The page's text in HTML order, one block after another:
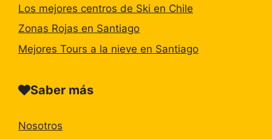
Los mejores centros de Ski en Chile
Zonas Rojas en Santiago
Mejores Tours a la nieve en Santiago
Saber más
Nosotros